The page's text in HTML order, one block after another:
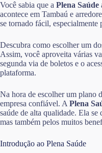
Você sabia que a Plena Saúde
acontece em Tambaú e
se tornado fácil, especialmente
Descubra como escolher um
Assim, você aproveita várias
segunda via de boletos e o
plataforma.
Na hora de escolher um plano
empresa confiável. A Plena
saúde de alta qualidade. Ela se
mas também pelos muitos
Introdução ao Plena Saúde